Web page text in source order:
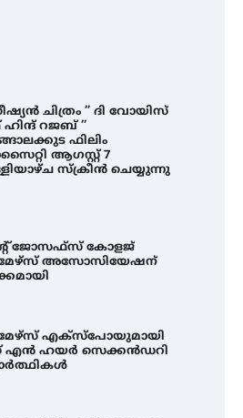
ചിത്രം ” ദി വോയിസ്
റജബ് ”
ഫിലിം
ആഗസ്റ്റ് 7
സ്‌ക്രീൻ ചെയ്യുന്നു
ജോസഫ്സ് കോളജ്
അസോസിയേഷന്
എക്സ്പോയുമായി
ഹയർ സെക്കൻഡറി